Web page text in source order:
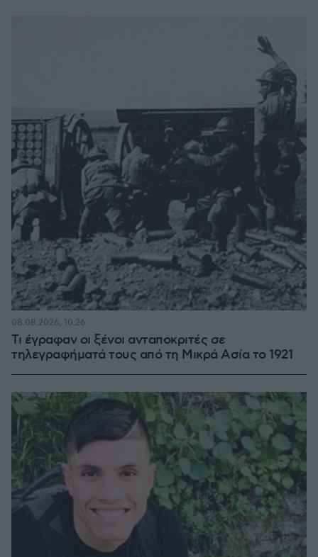
Τι έγραφαν οι ξένοι ανταποκριτές σε
τηλεγραφήματά τους από τη Μικρά Ασία το 1921
08.08.2026, 10:26